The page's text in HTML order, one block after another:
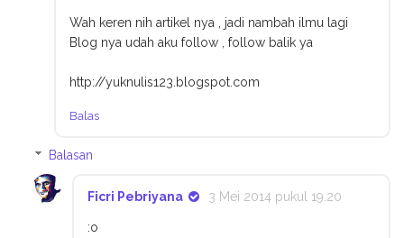
Wah keren nih artikel nya , jadi nambah ilmu lagi
Blog nya udah aku follow , follow balik ya
http://yuknulis123.blogspot.com
Balas
Balasan
Ficri Pebriyana 3 Mei 2014 pukul 19.20
:o